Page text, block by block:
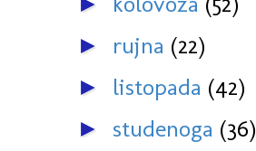
► rujna (22)
► listopada (42)
► studenoga (36)